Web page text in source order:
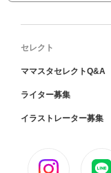
セレクト
ママスタセレクトQ&A
ライター募集
イラストレーター募集